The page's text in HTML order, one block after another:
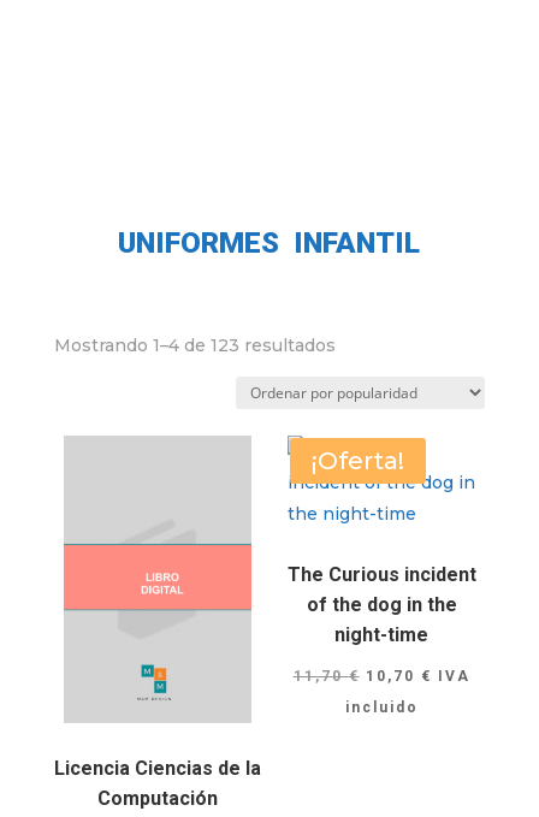
UNIFORMES INFANTIL
Mostrando 1–4 de 123 resultadosOrdenado
puntuación
Licencia Ciencias de la
Computación
¡Oferta!
The Curious incident
of the dog in the
night-time
11,70€ El
precio
10,70 € ElIVA
incluido